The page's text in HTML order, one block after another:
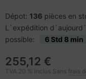
Dépot: 136 pièces en
L`expédition
possible:
6 Std 8 min
255,12 €
TVA 20 % inclus Sans frais
et disques durs
Mainboards